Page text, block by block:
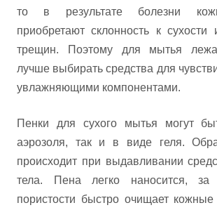
то в результате болезни
приобретают склонность к
трещин. Поэтому для мытья
лучше выбирать средства для
увлажняющими компонентами.
Пенки для сухого мытья могут
аэрозоля, так и в виде геля.
происходит при выдавливании
тела. Пена легко наносится, за
пористости быстро очищает